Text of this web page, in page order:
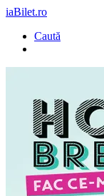
iaBilet.ro
Caută